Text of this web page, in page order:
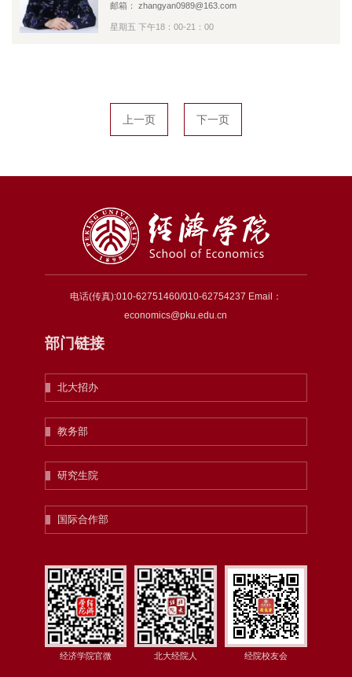
邮箱： zhangyan0989@163.com
星期五 下午18：00-21：00
上一页 下一页
电话(传真):010-62751460/010-62754237 Email：
economics@pku.edu.cn
部门链接
北大招办
教务部
研究生院
国际合作部
经济学院官微 北大经院人 经院校友会